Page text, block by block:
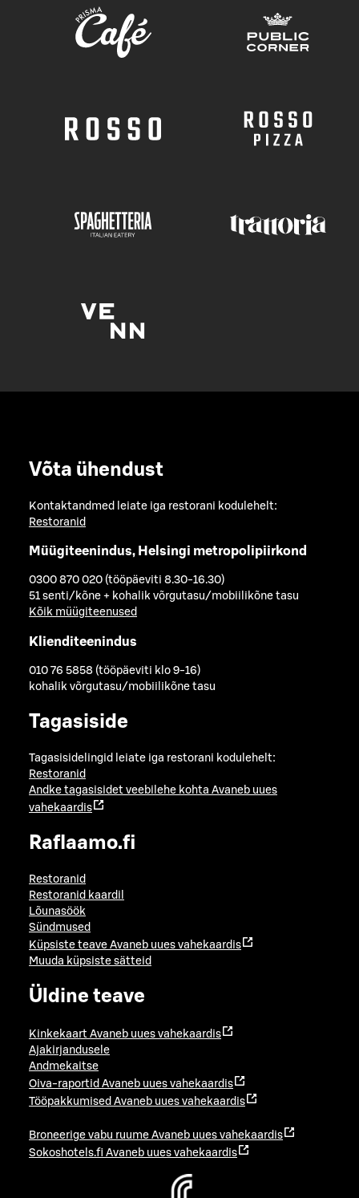
Võta ühendust
Kontaktandmed leiate iga restorani kodulehelt:
Restoranid
Müügiteenindus, Helsingi metropolipiirkond
0300 870 020 (tööpäeviti 8.30-16.30)
51 senti/kõne + kohalik võrgutasu/mobiilikõne tasu
Kõik müügiteenused
Klienditeenindus
010 76 5858 (tööpäeviti klo 9-16)
kohalik võrgutasu/mobiilikõne tasu
Tagasiside
Tagasisidelingid leiate iga restorani kodulehelt:
Restoranid
Andke tagasisidet veebilehe kohta Avaneb uues
vahekaardis
Raflaamo.fi
Restoranid
Restoranid kaardil
Lõunasöök
Sündmused
Küpsiste teave Avaneb uues vahekaardis
Muuda küpsiste sätteid
Üldine teave
Kinkekaart Avaneb uues vahekaardis
Ajakirjandusele
Andmekaitse
Oiva-raportid Avaneb uues vahekaardis
Tööpakkumised Avaneb uues vahekaardis
Broneerige vabu ruume Avaneb uues vahekaardis
Sokoshotels.fi Avaneb uues vahekaardis